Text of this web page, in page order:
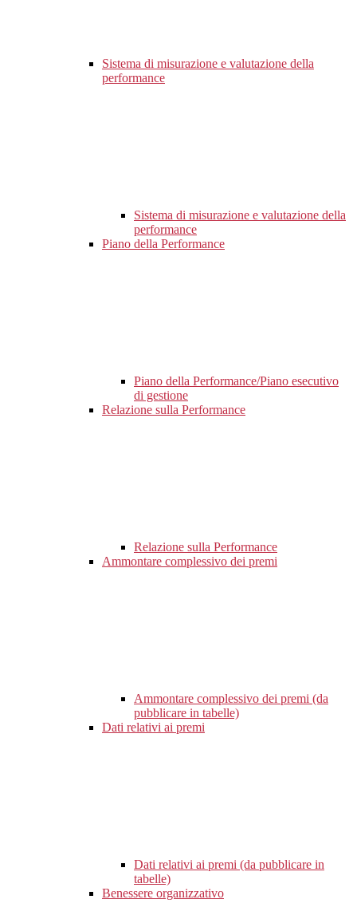
Sistema di misurazione e valutazione della
performance
Sistema di misurazione e valutazione della
performance
Piano della Performance
Piano della Performance/Piano esecutivo
di gestione
Relazione sulla Performance
Relazione sulla Performance
Ammontare complessivo dei premi
Ammontare complessivo dei premi (da
pubblicare in tabelle)
Dati relativi ai premi
Dati relativi ai premi (da pubblicare in
tabelle)
Benessere organizzativo